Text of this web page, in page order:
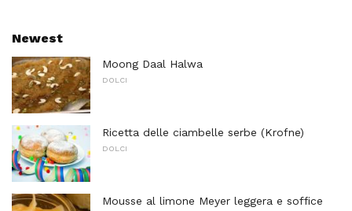
Newest
Moong Daal Halwa
DOLCI
Ricetta delle ciambelle serbe (Krofne)
DOLCI
Mousse al limone Meyer leggera e soffice